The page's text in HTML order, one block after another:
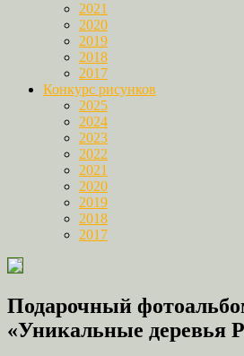
2021
2020
2019
2018
2017
Конкурс рисунков
2025
2024
2023
2022
2021
2020
2019
2018
2017
Подарочный
«Уникальные деревья